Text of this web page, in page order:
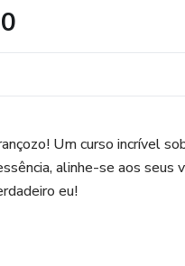
Um curso incrível
alinhe-se aos seus
eu!